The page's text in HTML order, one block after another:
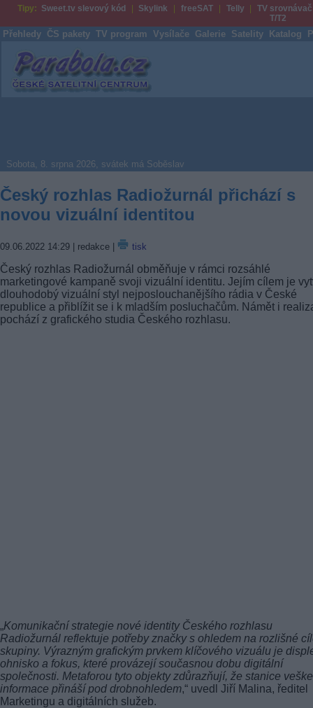
Tipy: Sweet.tv slevový kód Skylink freeSAT Telly
TV srovnávač
T/T2
Přehledy ČS pakety TV program Vysílače Galerie Satelity Katalog
Parabola.cz
Sobota, 8. srpna 2026, svátek má Soběslav
Český rozhlas Radiožurnál přichází s
novou vizuální identitou
09.06.2022 14:29 | redakce | tisk
Český rozhlas Radiožurnál obměňuje v rámci rozsáhlé
marketingové kampaně svoji vizuální identitu. Jejím cílem je
dlouhodobý vizuální styl nejposlouchanějšího rádia v České
republice a přiblížit se i k mladším posluchačům. Námět i
pochází z grafického studia Českého rozhlasu.
„Komunikační strategie nové identity Českého rozhlasu
Radiožurnál reflektuje potřeby značky s ohledem na rozlišné
skupiny. Výrazným grafickým prvkem klíčového vizuálu je
ohnisko a fokus, které provázejí současnou dobu digitální
společnosti. Metaforou tyto objekty zdůrazňují, že stanice
informace přináší pod drobnohledem,“ uvedl Jiří Malina, ředitel
Marketingu a digitálních služeb.